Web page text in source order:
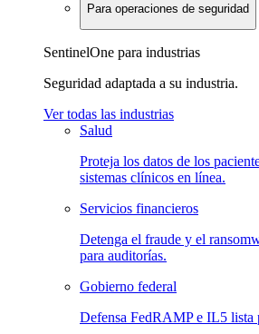
Para operaciones de seguridad
SentinelOne para industrias
Seguridad adaptada a su industria.
Ver todas las industrias
Salud
Proteja los datos de los
sistemas clínicos en línea.
Servicios financieros
Detenga el fraude y el
para auditorías.
Gobierno federal
Defensa FedRAMP e IL5 lista